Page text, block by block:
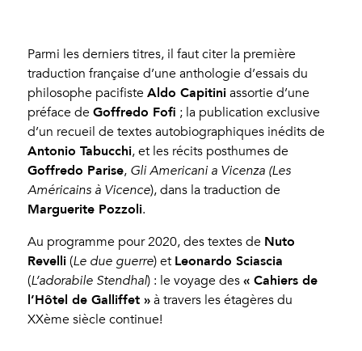
Parmi les derniers titres, il faut citer la première
traduction française d’une anthologie d’essais du
philosophe pacifisteAldo Capitini assortie d’une
préface deGoffredo Fofi ; la publication exclusive
d’un recueil de textes autobiographiques inédits de
Antonio Tabucchi, et les récits posthumes de
Goffredo Parise, Gli Americani a Vicenza (Les
Américains à Vicence), dans la traduction de
Marguerite Pozzoli.
Au programme pour 2020, des textes de Nuto
Revelli (Le due guerre) et Leonardo Sciascia
(L’adorabile Stendhal) : le voyage des« Cahiers de
l’Hôtel de Galliffet » à travers les étagères du
XXème siècle continue!